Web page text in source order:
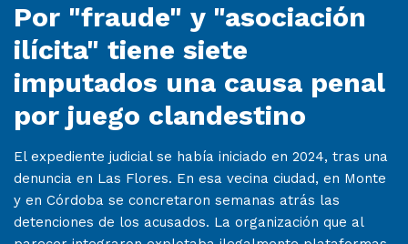
Por "fraude" y "asociación
ilícita" tiene siete
imputados una causa penal
por juego clandestino
El expediente judicial se había iniciado en 2024, tras una
denuncia en Las Flores. En esa vecina ciudad, en Monte
y en Córdoba se concretaron semanas atrás las
detenciones de los acusados. La organización que al